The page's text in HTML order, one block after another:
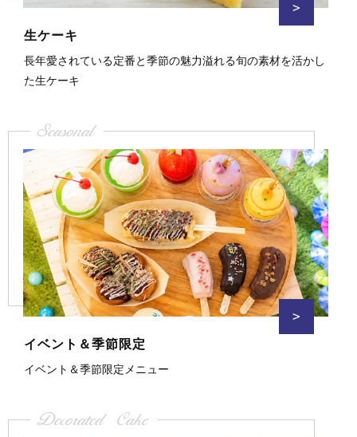
>
生ケーキ
長年愛されている定番と季節の魅力溢れる旬の素材を活かし
た生ケーキ
Seasonal
>
イベント＆季節限定
イベント＆季節限定メニュー
Decorated Cake